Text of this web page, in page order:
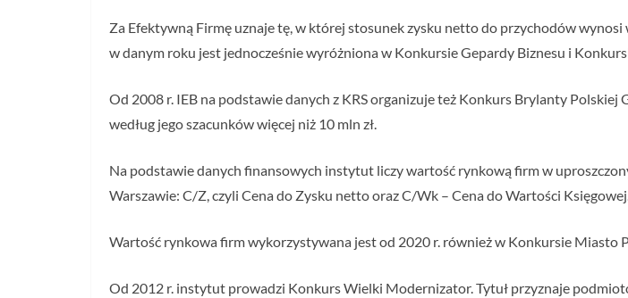
Za Efektywną Firmę uznaje tę, w której stosunek zysku netto do przychodów
w danym roku jest jednocześnie wyróżniona w Konkursie Gepardy Biznesu i
Od 2008 r. IEB na podstawie danych z KRS organizuje też Konkurs Brylanty
według jego szacunków więcej niż 10 mln zł.
Na podstawie danych finansowych instytut liczy wartość rynkową firm w
Warszawie: C/Z, czyli Cena do Zysku netto oraz C/Wk – Cena do Wartości
Wartość rynkowa firm wykorzystywana jest od 2020 r. również w Konkursie Miasto
Od 2012 r. instytut prowadzi Konkurs Wielki Modernizator. Tytuł przyznaje